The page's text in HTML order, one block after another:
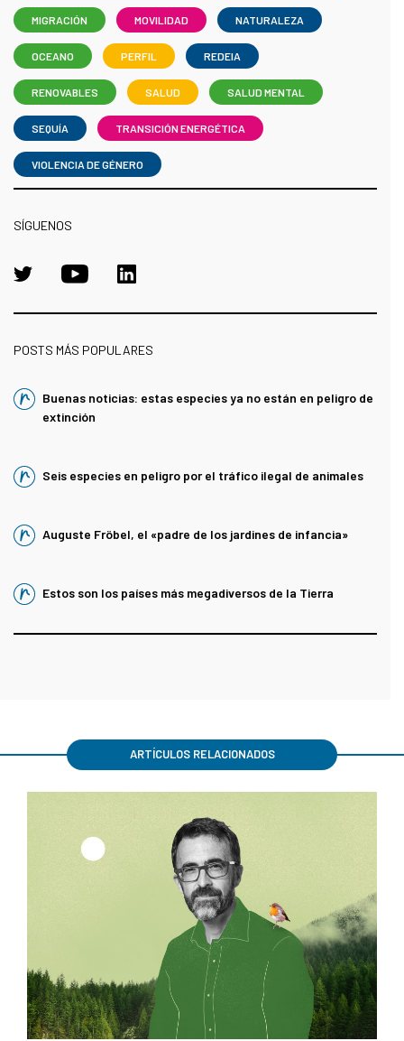
MIGRACIÓN MOVILIDAD NATURALEZA
OCEANO PERFIL REDEIA
RENOVABLES SALUD SALUD MENTAL
SEQUÍA TRANSICIÓN ENERGÉTICA
VIOLENCIA DE GÉNERO
SÍGUENOS
POSTS MÁS POPULARES
Buenas noticias: estas especies ya no están en peligro de
extinción
Seis especies en peligro por el tráfico ilegal de animales
Auguste Fröbel, el «padre de los jardines de infancia»
Estos son los países más megadiversos de la Tierra
ARTÍCULOS RELACIONADOS